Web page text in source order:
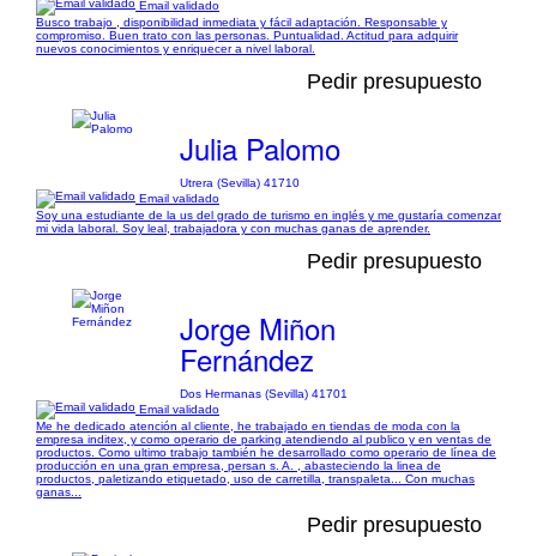
Email validado
Busco trabajo , disponibilidad inmediata y fácil adaptación. Responsable y
compromiso. Buen trato con las personas. Puntualidad. Actitud para adquirir
nuevos conocimientos y enriquecer a nivel laboral.
Pedir presupuesto
Julia Palomo
Utrera (Sevilla) 41710
Email validado
Soy una estudiante de la us del grado de turismo en inglés y me gustaría comenzar
mi vida laboral. Soy leal, trabajadora y con muchas ganas de aprender.
Pedir presupuesto
Jorge Miñon
Fernández
Dos Hermanas (Sevilla) 41701
Email validado
Me he dedicado atención al cliente, he trabajado en tiendas de moda con la
empresa inditex, y como operario de parking atendiendo al publico y en ventas de
productos. Como ultimo trabajo también he desarrollado como operario de línea de
producción en una gran empresa, persan s. A. , abasteciendo la linea de
productos, paletizando etiquetado, uso de carretilla, transpaleta... Con muchas
ganas...
Pedir presupuesto